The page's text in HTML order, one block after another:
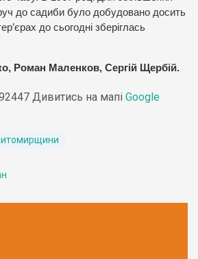
до садиби було добудовано досить
до сьогодні зберіглась
Роман Маленков, Сергій Щербій.
Дивитись на мапі Google